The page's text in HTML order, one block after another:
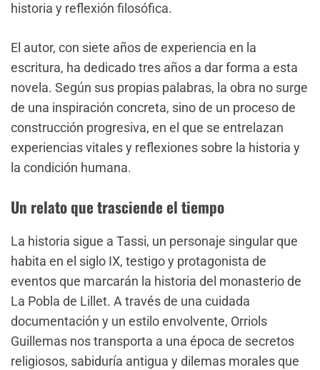
historia y reflexión filosófica.
El autor, con siete años de experiencia en la
escritura, ha dedicado tres años a dar forma a esta
novela. Según sus propias palabras, la obra no surge
de una inspiración concreta, sino de un proceso de
construcción progresiva, en el que se entrelazan
experiencias vitales y reflexiones sobre la historia y
la condición humana.
Un relato que trasciende el tiempo
La historia sigue a Tassi, un personaje singular que
habita en el siglo IX, testigo y protagonista de
eventos que marcarán la historia del monasterio de
La Pobla de Lillet. A través de una cuidada
documentación y un estilo envolvente, Orriols
Guillemas nos transporta a una época de secretos
religiosos, sabiduría antigua y dilemas morales que